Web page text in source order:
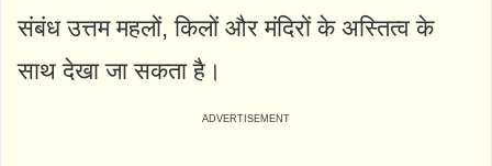
संबंध उत्तम महलों, किलों और मंदिरों के अस्तित्व के
साथ देखा जा सकता है।